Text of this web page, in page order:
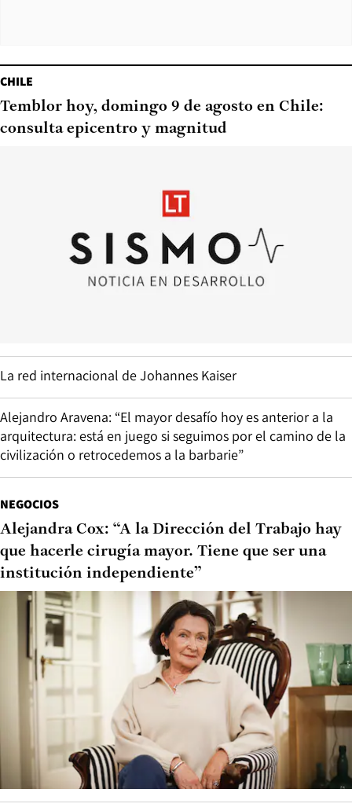
CHILE
Temblor hoy, domingo 9 de agosto en Chile:
consulta epicentro y magnitud
La red internacional de Johannes Kaiser
Alejandro Aravena: “El mayor desafío hoy es anterior a la
arquitectura: está en juego si seguimos por el camino de la
civilización o retrocedemos a la barbarie”
NEGOCIOS
Alejandra Cox: “A la Dirección del Trabajo hay
que hacerle cirugía mayor. Tiene que ser una
institución independiente”